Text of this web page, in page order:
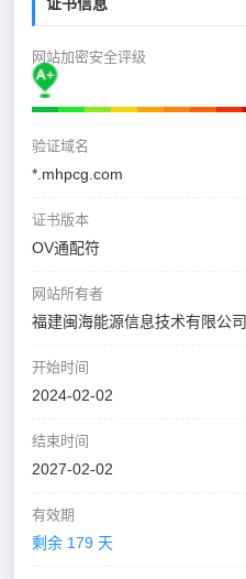
网站加密安全评级
验证域名
*.mhpcg.com
证书版本
OV通配符
网站所有者
福建闽海能源信息技术有限公司
开始时间
2024-02-02
结束时间
2027-02-02
有效期
剩余 179 天